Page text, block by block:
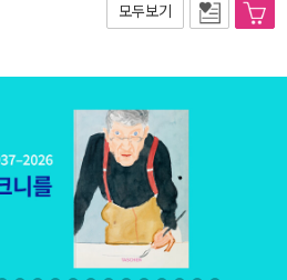
모두보기